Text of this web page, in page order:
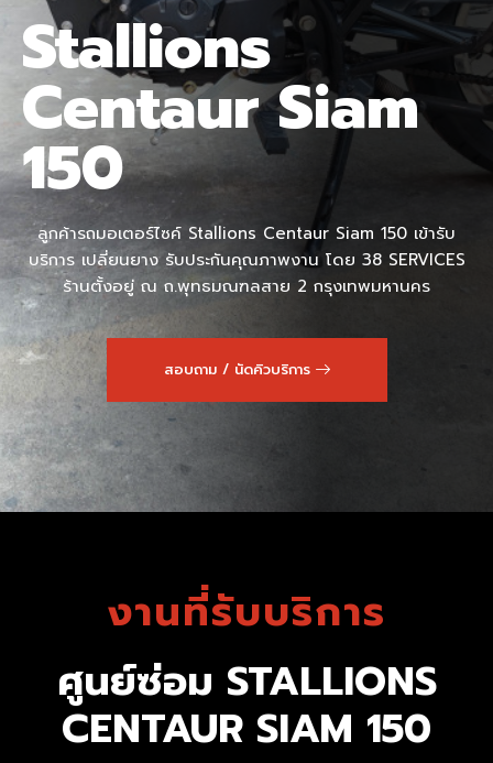
Stallions
Centaur Siam
150
ลูกค้ารถมอเตอร์ไซค์ Stallions Centaur Siam 150 เข้ารับ
บริการ เปลี่ยนยาง รับประกันคุณภาพงาน โดย 38 SERVICES
ร้านตั้งอยู่ ณ ถ.พุทธมณฑลสาย 2 กรุงเทพมหานคร
สอบถาม / นัดคิวบริการ
งานที่รับบริการ
ศูนย์ซ่อม STALLIONS
CENTAUR SIAM 150